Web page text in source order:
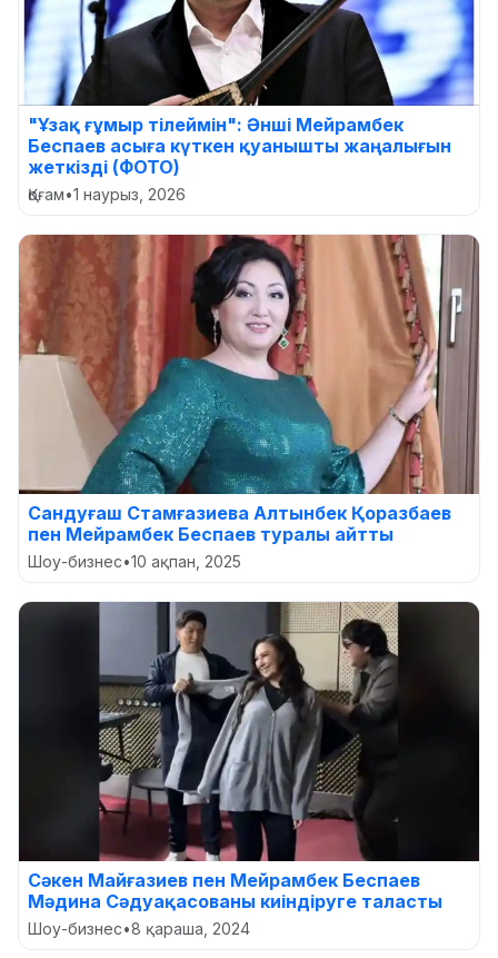
"Ұзақ ғұмыр тілеймін": Әнші Мейрамбек
Беспаев асыға күткен қуанышты жаңалығын
жеткізді (ФОТО)
Қоғам•1 наурыз, 2026
Сандуғаш Стамғазиева Алтынбек Қоразбаев
пен Мейрамбек Беспаев туралы айтты
Шоу-бизнес•10 ақпан, 2025
Сәкен Майғазиев пен Мейрамбек Беспаев
Мәдина Сәдуақасованы киіндіруге таласты
Шоу-бизнес•8 қараша, 2024